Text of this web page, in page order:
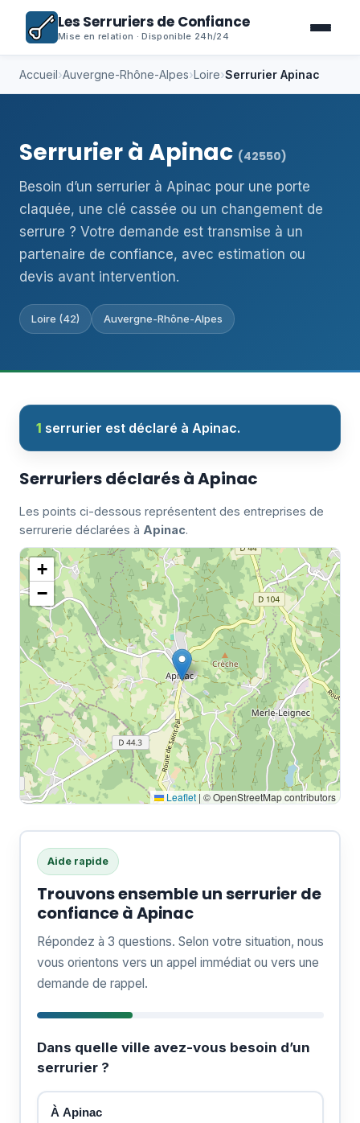
Les Serruriers de Confiance
Mise en relation · Disponible 24h/24
Accueil›Auvergne-Rhône-Alpes›Loire›Serrurier Apinac
Serrurier à Apinac (42550)
Besoin d’un serrurier à Apinac pour une porte
claquée, une clé cassée ou un changement de
serrure ? Votre demande est transmise à un
partenaire de confiance, avec estimation ou
devis avant intervention.
Loire (42) Auvergne-Rhône-Alpes
1 serrurier est déclaré à Apinac.
Serruriers déclarés à Apinac
Les points ci-dessous représentent des entreprises de
serrurerie déclarées à Apinac.
+
−
Leaflet | © OpenStreetMap contributors
Aide rapide
Trouvons ensemble un serrurier de
confiance à Apinac
Répondez à 3 questions. Selon votre situation, nous
vous orientons vers un appel immédiat ou vers une
demande de rappel.
Dans quelle ville avez-vous besoin d’un
serrurier ?
À Apinac